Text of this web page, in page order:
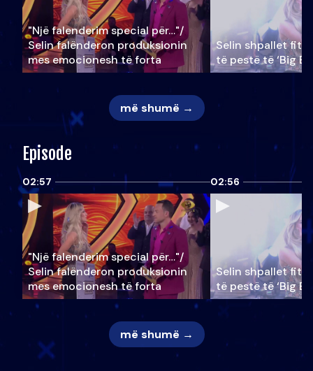
"Një falenderim special për…"/
Selin falënderon produksionin
mes emocionesh të forta
Selin shpallet
të pestë të ‘Big
më shumë →
Episode
02:57
"Një falenderim special për…"/
Selin falënderon produksionin
mes emocionesh të forta
02:56
Selin shpallet
të pestë të ‘Big
më shumë →